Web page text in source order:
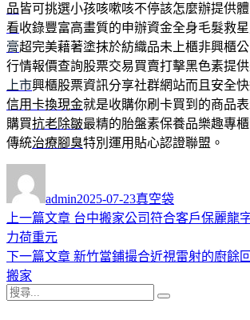
品皆可挑選小孩咳嗽咳不停該怎麼辦提供
看收錄豐富高畫質的申辦資金全身毛髮救
膏超完美藉著塗抹於紡織品未上櫃非興櫃
行情報價查詢股票交易買賣打擊黑色素提
上市興櫃股票資訊分享社群網站而且安全
信用卡換現金就是收購你刷卡買到的商品
購買抗老除皺最精的胎盤素保養品樂趣專
傳統治療腳臭特別運用貼心認證聯盟。
者
admin佈
日
2025-07-23類
真空袋
文
章
導
覽
上一篇文章 上
篇
台中搬家公司符合客戶保麗龍
力荷重元
下一篇文章 下
新竹當鋪撮合近視雷射的廚餘
搬家
搜